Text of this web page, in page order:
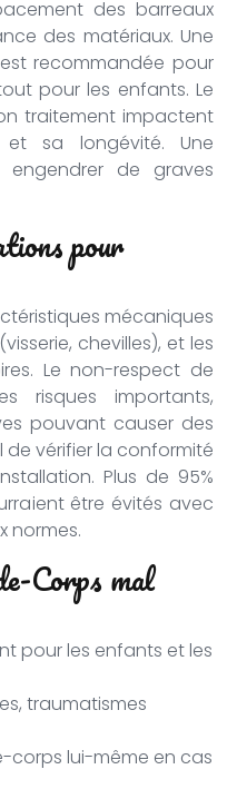
des barreaux
des matériaux. Une
recommandée pour
pour les enfants. Le
traitement impactent
et sa longévité. Une
de graves
pour
mécaniques
chevilles), et les
Le non-respect de
risques importants,
pouvant causer des
de vérifier la conformité
Plus de 95%
être évités avec
normes.
Corps mal
pour les enfants et les
traumatismes
corps lui-même en cas